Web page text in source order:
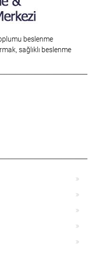
beslenme
sağlıklı beslenme